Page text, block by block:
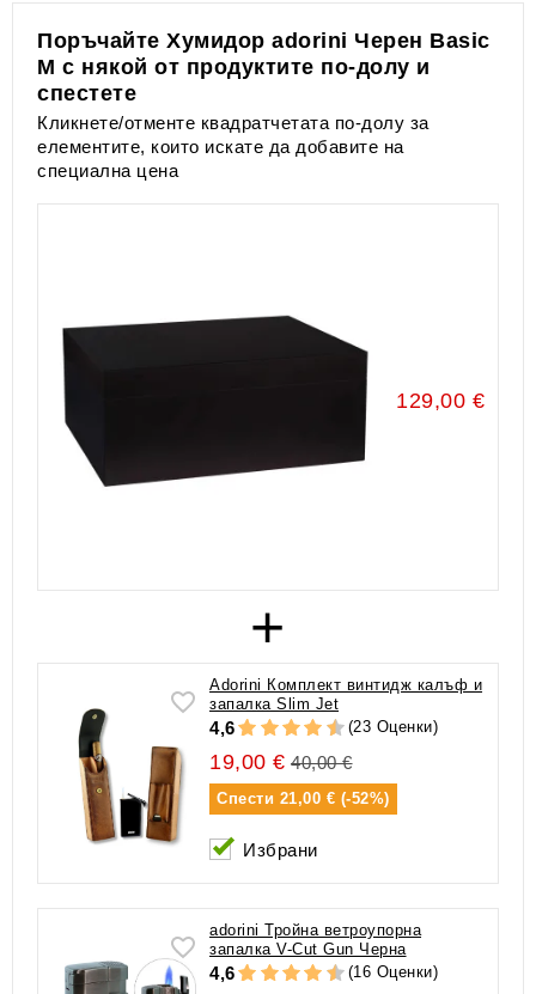
Поръчайте Хумидор adorini Черен Basic
M с някой от продуктите по-долу и
спестете
Кликнете/отменте квадратчетата по-долу за
елементите, които искате да добавите на
специална цена
129,00 €
+
Adorini Комплект винтидж калъф и
запалка Slim Jet
4,6 (23 Оценки)
19,00 € 40,00 €
Спести 21,00 € (-52%)
Избрани
adorini Тройна ветроупорна
запалка V-Cut Gun Черна
4,6 (16 Оценки)